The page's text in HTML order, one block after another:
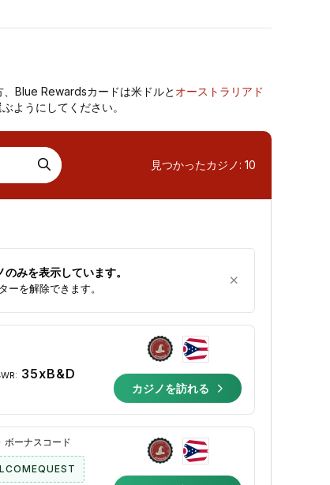
Blue Rewardsカードは米ドルと オーストラリアド
ようにしてください。
見つかったカジノ: 10
みを表示しています。
ーを解除できます。
35xB&D
カジノを訪れる
ボーナスコード